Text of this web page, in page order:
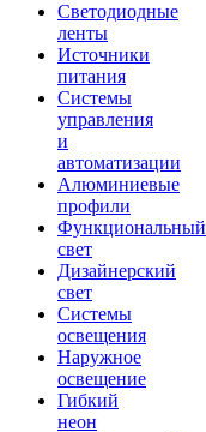
Светодиодные
ленты
Источники
питания
Системы
управления
и
автоматизации
Алюминиевые
профили
Функциональный
свет
Дизайнерский
свет
Системы
освещения
Наружное
освещение
Гибкий
неон